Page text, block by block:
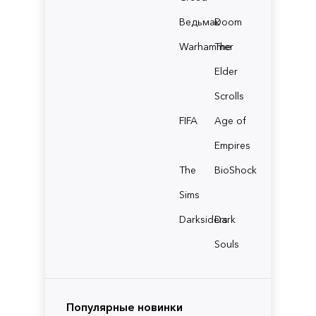
ВедьмакDoom
Warhammer
The
Elder
Scrolls
FIFA
Age of
Empires
The
Sims
BioShock
Darksiders
Dark
Souls
Популярные новинки